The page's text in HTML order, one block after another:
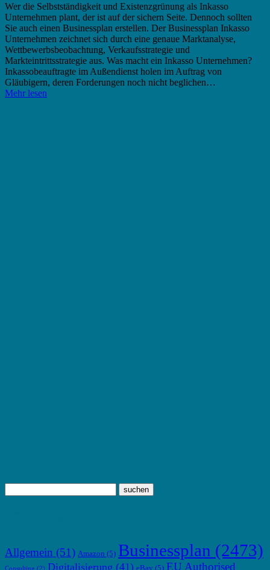
Wer die Selbstständigkeit und Existenzgrünung als Inkasso
Unternehmen plant, der ist auf der sichern Seite. Dennoch sollten
Sie auch einen Businessplan erstellen. Der Businessplan Inkasso
Unternehmen zeichnet sich durch eine genaue Marktanalyse,
Wettbewerbsbeobachtung, Verkaufsstrategie und
Markteintrittsstrategie aus. Was macht ein Inkasso Unternehmen?
Inkassobeauftragte im Außendienst holen im Auftrag von
Gläubigern, deren Forderungen noch nicht beglichen…
Mehr lesen
Allgemein (51) Amazon (5) Businessplan (2473)
Consulting (2) Digitalisierung (41) eBay (5) EU Authorised